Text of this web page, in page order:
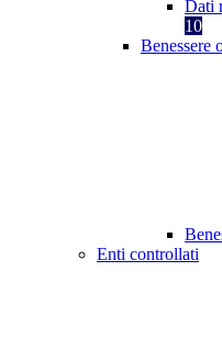
Dati
10
Benessere
Enti controllati